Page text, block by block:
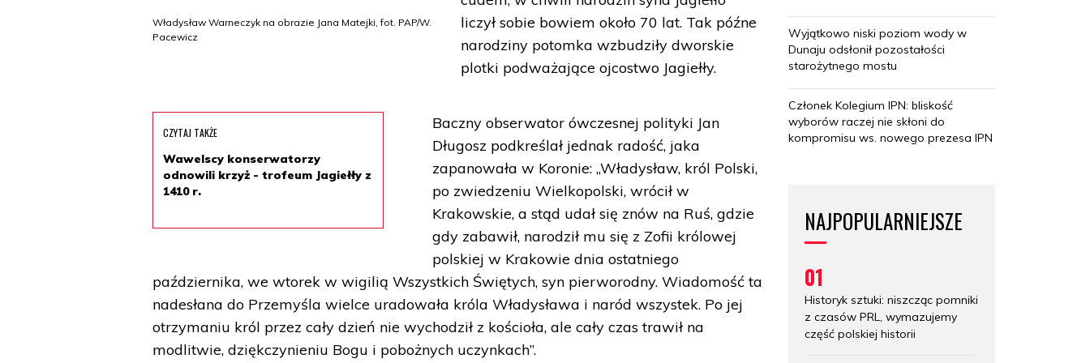
Władysław Warneczyk na obrazie Jana Matejki, fot. PAP/W.
Pacewicz
liczył sobie bowiem około 70 lat. Tak późne
narodziny potomka wzbudziły dworskie
plotki podważające ojcostwo Jagiełły.
CZYTAJ TAKŻE
Wawelscy konserwatorzy
odnowili krzyż - trofeum Jagiełły z
1410 r.
Baczny obserwator ówczesnej polityki Jan
Długosz podkreślał jednak radość, jaka
zapanowała w Koronie: „Władysław, król Polski,
po zwiedzeniu Wielkopolski, wrócił w
Krakowskie, a stąd udał się znów na Ruś, gdzie
gdy zabawił, narodził mu się z Zofii królowej
polskiej w Krakowie dnia ostatniego
października, we wtorek w wigilią Wszystkich Świętych, syn pierworodny. Wiadomość ta
nadesłana do Przemyśla wielce uradowała króla Władysława i naród wszystek. Po jej
otrzymaniu król przez cały dzień nie wychodził z kościoła, ale cały czas trawił na
modlitwie, dziękczynieniu Bogu i pobożnych uczynkach”.
Wyjątkowo niski poziom wody w
Dunaju odsłonił pozostałości
starożytnego mostu
Członek Kolegium IPN: bliskość
wyborów raczej nie skłoni do
kompromisu ws. nowego prezesa IPN
NAJPOPULARNIEJSZE
01
Historyk sztuki: niszcząc pomniki
z czasów PRL, wymazujemy
część polskiej historii